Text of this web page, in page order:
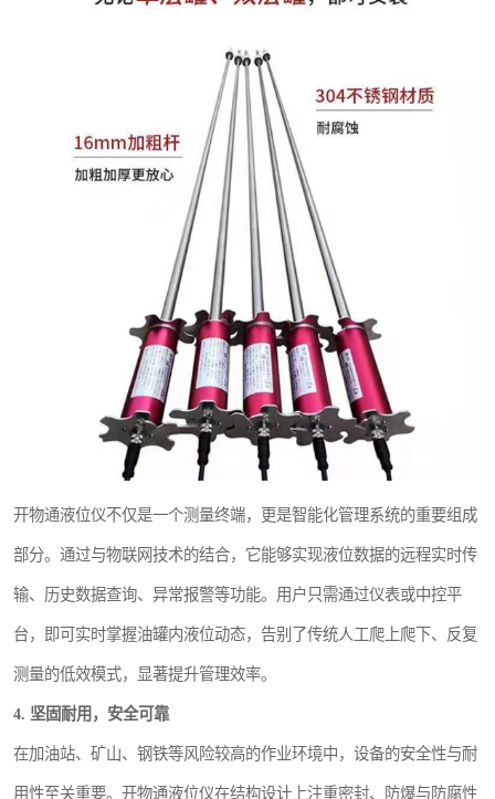
开物通液位仪不仅是一个测量终端，更是智能化管理系统的重要组成
部分。通过与物联网技术的结合，它能够实现液位数据的远程实时传
输、历史数据查询、异常报警等功能。用户只需通过仪表或中控平
台，即可实时掌握油罐内液位动态，告别了传统人工爬上爬下、反复
测量的低效模式，显著提升管理效率。
4. 坚固耐用，安全可靠
在加油站、矿山、钢铁等风险较高的作业环境中，设备的安全性与耐
用性至关重要。开物通液位仪在结构设计上注重密封、防爆与防腐性